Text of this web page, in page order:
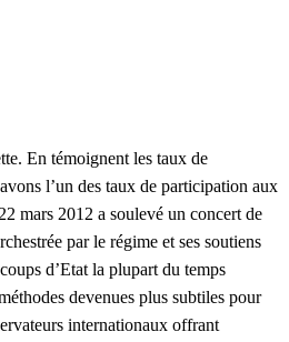
En témoignent les taux de
l’un des taux de participation aux
mars 2012 a soulevé un concert de
par le régime et ses soutiens
d’Etat la plupart du temps
devenues plus subtiles pour
internationaux offrant